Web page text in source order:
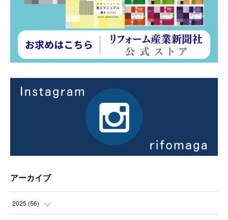
アーカイブ
2025 (56)